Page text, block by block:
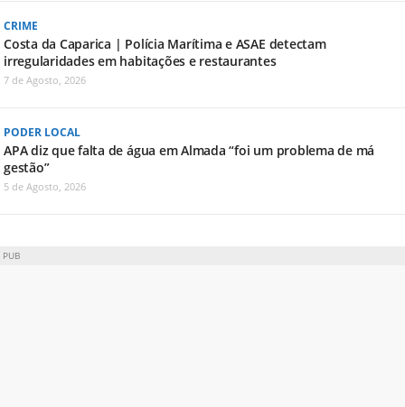
CRIME
Costa da Caparica | Polícia Marítima e ASAE detectam
irregularidades em habitações e restaurantes
7 de Agosto, 2026
PODER LOCAL
APA diz que falta de água em Almada “foi um problema de má
gestão”
5 de Agosto, 2026
PUB